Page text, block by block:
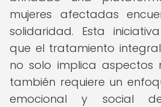
mujeres afectadas
solidaridad. Esta
que el tratamiento
no solo implica aspectos
también requiere un
emocional y social